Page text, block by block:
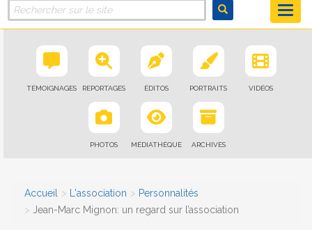
TÉMOIGNAGES REPORTAGES ÉDITOS PORTRAITS VIDÉOS
PHOTOS MÉDIATHÈQUE ARCHIVES
Accueil L'association
Personnalités
Jean-Marc Mignon: un regard sur l’association